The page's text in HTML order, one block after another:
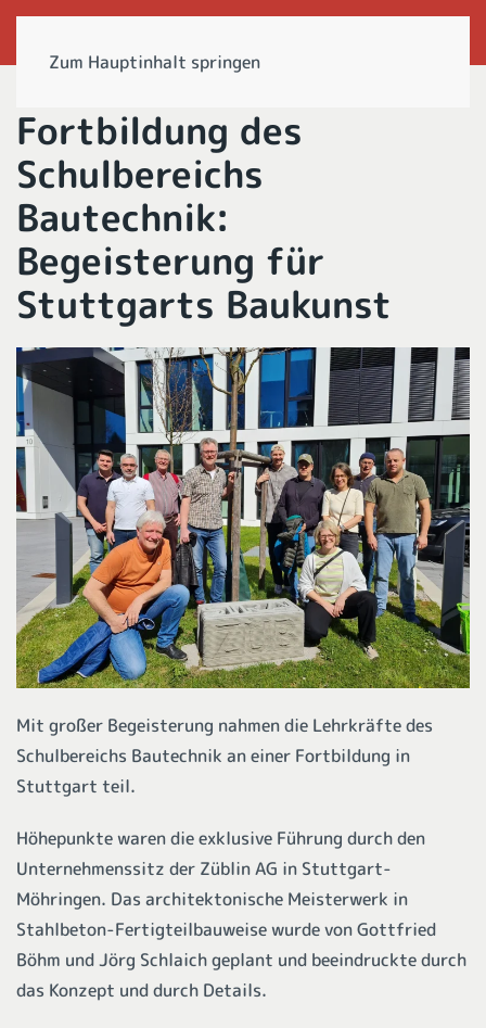
Zum Hauptinhalt springen
Fortbildung des
Schulbereichs
Bautechnik:
Begeisterung für
Stuttgarts Baukunst
Mit großer Begeisterung nahmen die Lehrkräfte des
Schulbereichs Bautechnik an einer Fortbildung in
Stuttgart teil.
Höhepunkte waren die exklusive Führung durch den
Unternehmenssitz der Züblin AG in Stuttgart-
Möhringen. Das architektonische Meisterwerk in
Stahlbeton-Fertigteilbauweise wurde von Gottfried
Böhm und Jörg Schlaich geplant und beeindruckte durch
das Konzept und durch Details.